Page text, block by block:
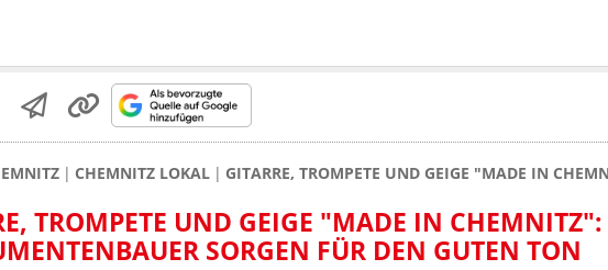
CHEMNITZ LOKAL GITARRE, TROMPETE UND GEIGE "MADE IN
TROMPETE UND GEIGE "MADE IN CHEMNITZ":
SORGEN FÜR DEN GUTEN TON